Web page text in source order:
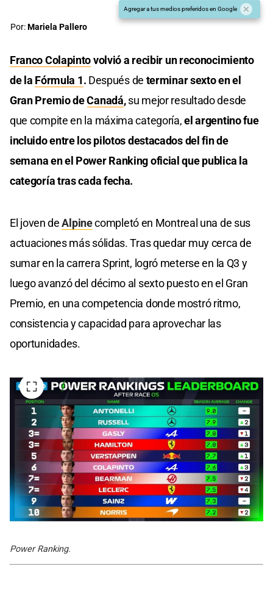
Agregar a tus medios preferidos en Google
Por:Mariela Pallero
Franco Colapintovolvió a recibir un reconocimiento
de la Fórmula 1. Después de terminar sexto en el
Gran Premio deCanadá,su mejor resultado desde
que compite en la máxima categoría,el argentino fue
incluido entre los pilotos destacados del fin de
semana en el Power Ranking oficial que publica la
categoría tras cada fecha.
El joven deAlpinecompletó en Montreal una de sus
actuaciones más sólidas. Tras quedar muy cerca de
sumar en la carrera Sprint, logró meterse en la Q3 y
luego avanzó del décimo al sexto puesto en el Gran
Premio, en una competencia donde mostró ritmo,
consistencia y capacidad para aprovechar las
oportunidades.
Power Ranking.